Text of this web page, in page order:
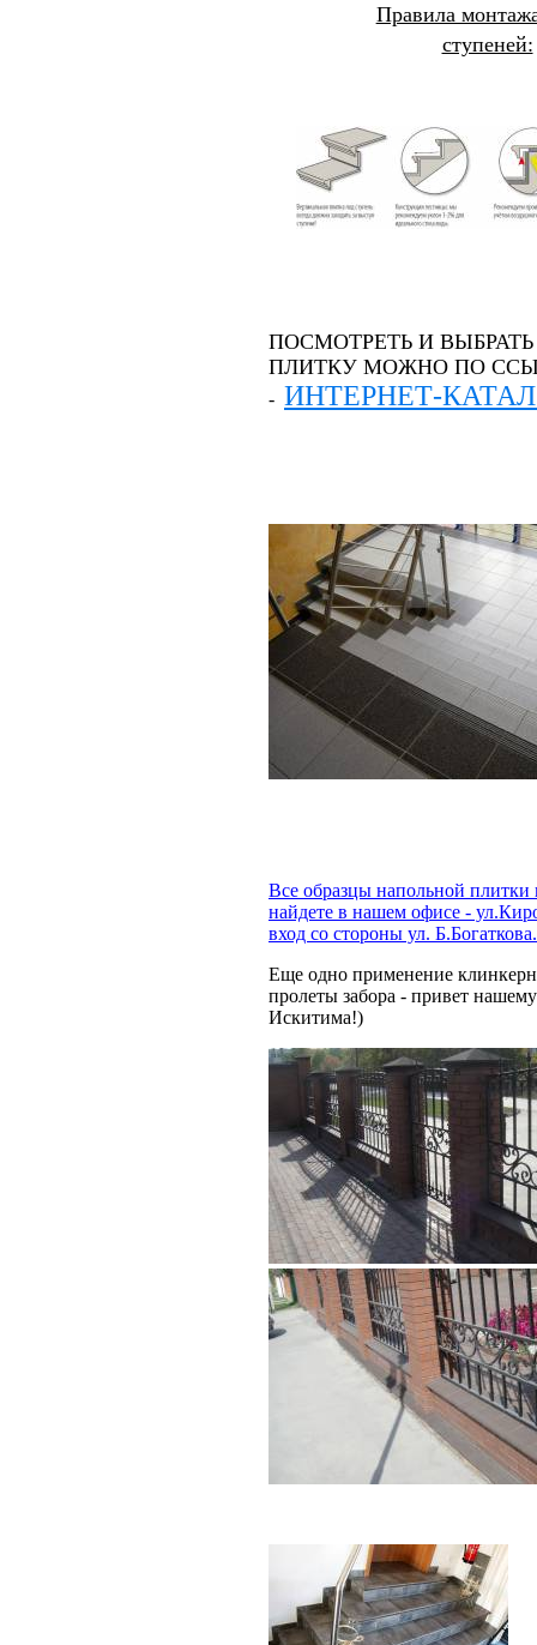
Правила
ступеней:
ПОСМОТРЕТЬ И
ПЛИТКУ МОЖНО ПО
- ИНТЕРНЕТ-
Все образцы напольной
найдете в нашем офисе -
вход со стороны ул. Б.Богаткова.
Еще одно применение
пролеты забора - привет
Искитима!)